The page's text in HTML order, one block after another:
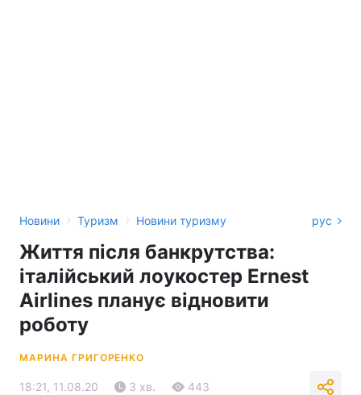
Новини › Туризм › Новини туризму рус
Життя після банкрутства:
італійський лоукостер Ernest
Airlines планує відновити
роботу
МАРИНА ГРИГОРЕНКО
18:21, 11.08.20 3 хв. 443